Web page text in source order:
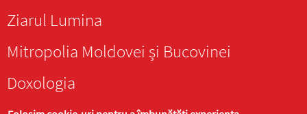
Ziarul Lumina
Mitropolia Moldovei și Bucovinei
Doxologia